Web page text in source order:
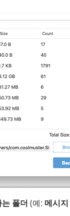
폴더 (예: 메시지